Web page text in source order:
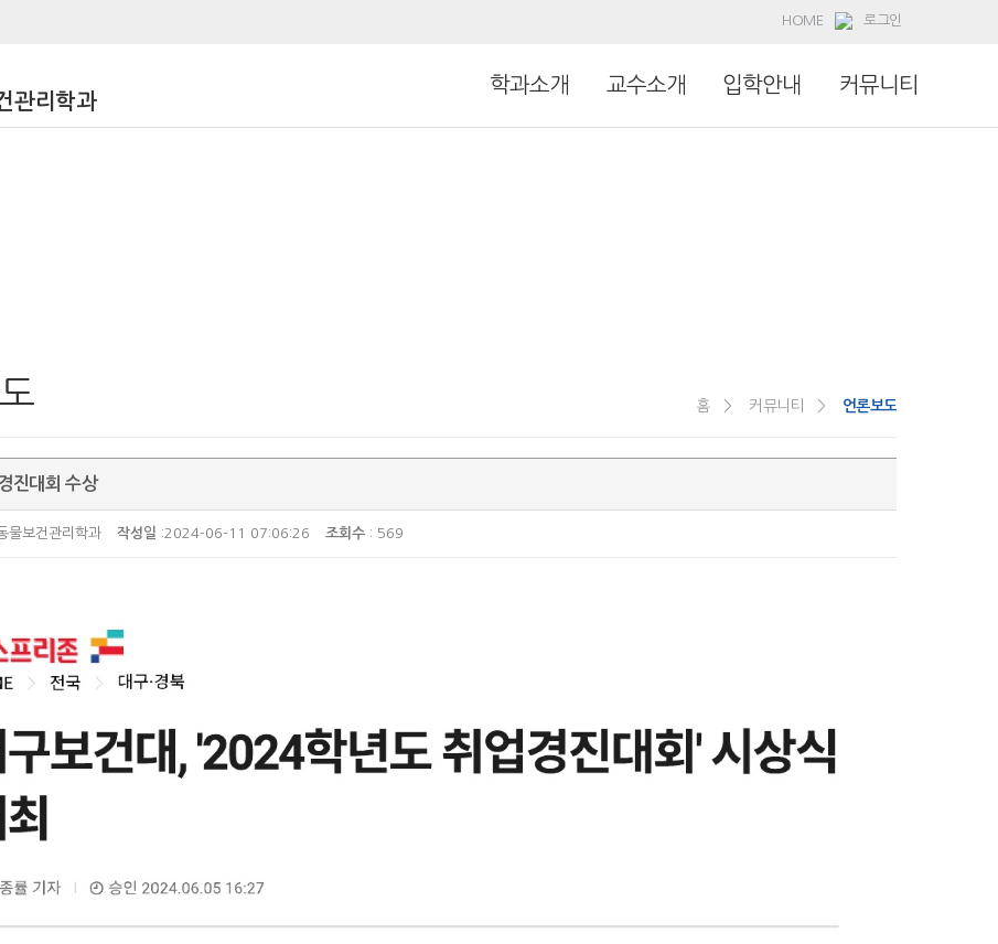
HOME 로그인
관리학과
학과소개 교수소개 입학안내 커뮤니티
홈 > 커뮤니티 > 언론보도
진대회 수상
물보건관리학과 작성일 :2024-06-11 07:06:26 조회수 : 569